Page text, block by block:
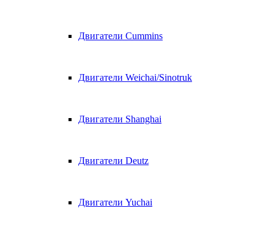
Двигатели Cummins
Двигатели Weichai/Sinotruk
Двигатели Shanghai
Двигатели Deutz
Двигатели Yuchai